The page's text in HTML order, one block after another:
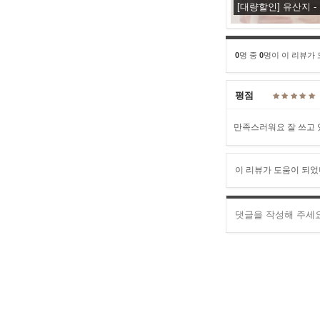
[대량할인] 유산지
0명 중 0명이 이 리뷰가
평점
만족스러워요 잘 쓰고
이 리뷰가 도움이 되